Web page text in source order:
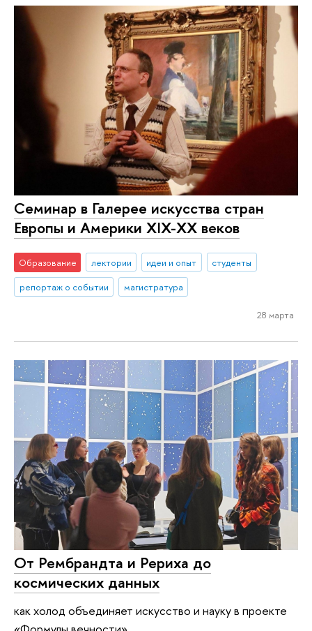
Семинар в Галерее искусства стран
Европы и Америки XIX-XX веков
Образование лектории идеи и опыт
студенты
репортаж о событии
магистратура
28 марта
От Рембрандта и Рериха до
космических данных
как холод объединяет искусство и науку в проекте